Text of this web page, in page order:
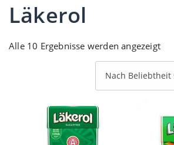
Läkerol
Alle 10 Ergebnisse werden angezeigt